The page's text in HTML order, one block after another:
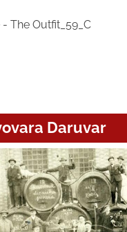
The Outfit_59_C
Daruvar